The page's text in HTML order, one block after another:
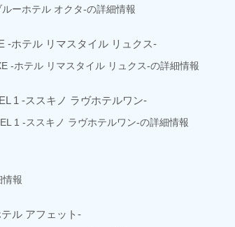
ーホテル オクタ-の詳細情報
-ホテル リマスタイル リュクス-
-ホテル リマスタイル リュクス-の詳細情報
1 -ススキノ ラヴホテルワン-
1 -ススキノ ラヴホテルワン-の詳細情報
情報
ル アフェット-